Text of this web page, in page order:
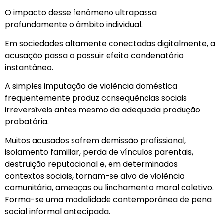
O impacto desse fenômeno ultrapassa
profundamente o âmbito individual.
Em sociedades altamente conectadas digitalmente, a
acusação passa a possuir efeito condenatório
instantâneo.
A simples imputação de violência doméstica
frequentemente produz consequências sociais
irreversíveis antes mesmo da adequada produção
probatória.
Muitos acusados sofrem demissão profissional,
isolamento familiar, perda de vínculos parentais,
destruição reputacional e, em determinados
contextos sociais, tornam-se alvo de violência
comunitária, ameaças ou linchamento moral coletivo.
Forma-se uma modalidade contemporânea de pena
social informal antecipada.